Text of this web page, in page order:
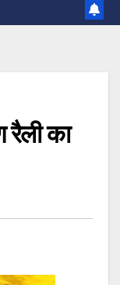
रैली का